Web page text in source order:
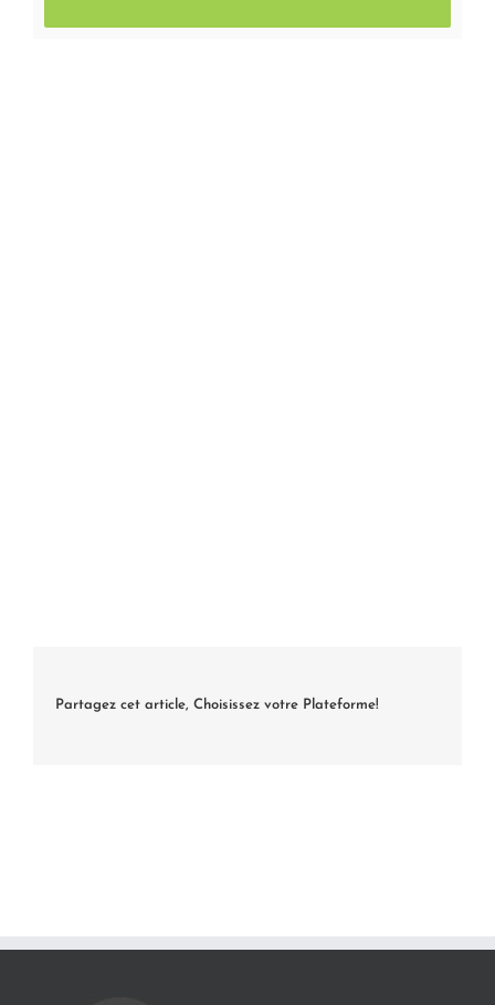
Partagez cet article, Choisissez votre Plateforme!